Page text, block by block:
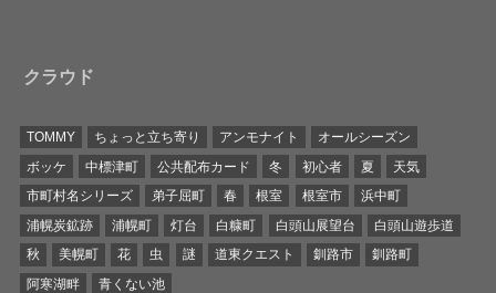
クラウド
TOMMY ちょっと立ち寄り アンモナイト
オールシーズン
ボッケ
中標津町 公共配布カード 冬 初心者 夏
天気
市町村名シリーズ
弟子屈町 春 根室 根室市
浜中町
浦幌炭鉱跡
浦幌町 灯台 白糠町 白頭山展望台
白頭山遊歩道
秋
美幌町 花 虫 謎 道東クエスト 釧路市
釧路町
阿寒湖畔
青くない池